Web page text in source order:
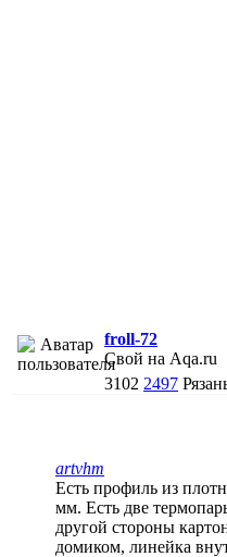
froll-72
Свой на Aqa.ru
3102 2497
artvhm
Есть профиль из
мм. Есть две
другой стороны
домиком, линейка